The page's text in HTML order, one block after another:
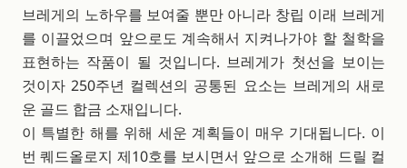
브레게의 노하우를 보여줄 뿐만 아니라 창립 이래 브레게
를 이끌었으며 앞으로도 계속해서 지켜나가야 할 철학을
표현하는 작품이 될 것입니다. 브레게가 첫선을 보이는
것이자 250주년 컬렉션의 공통된 요소는 브레게의 새로
운 골드 합금 소재입니다.
이 특별한 해를 위해 세운 계획들이 매우 기대됩니다. 이
번 퀘드올로지 제10호를 보시면서 앞으로 소개해 드릴 컬